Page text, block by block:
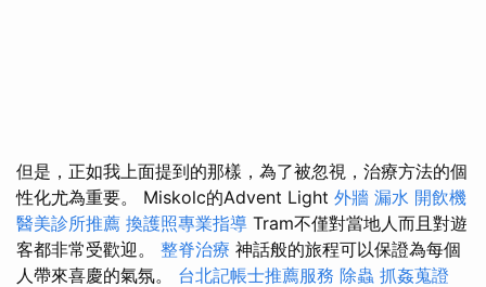
但是，正如我上面提到的那樣，為了被忽視，治療方法的個
性化尤為重要。 Miskolc的Advent Light 外牆 漏水 開飲機
醫美診所推薦 換護照專業指導 Tram不僅對當地人而且對遊
客都非常受歡迎。 整脊治療 神話般的旅程可以保證為每個
人帶來喜慶的氣氛。 台北記帳士推薦服務 除蟲 抓姦蒐證